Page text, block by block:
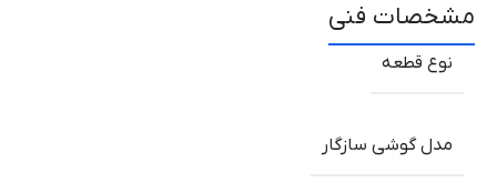
مشخصات فنی
نوع قطعه
مدل گوشی سازگار